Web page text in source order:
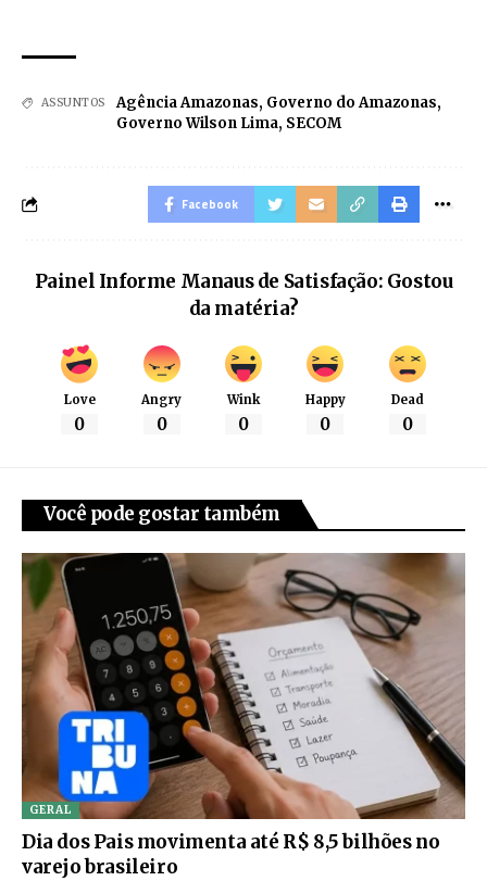
ASSUNTOS Agência Amazonas, Governo do Amazonas,
Governo Wilson Lima, SECOM
Facebook
Painel Informe Manaus de Satisfação: Gostou
da matéria?
Love
0
Angry
0
Wink
0
Happy
0
Dead
0
Você pode gostar também
GERAL
Dia dos Pais movimenta até R$ 8,5 bilhões no
varejo brasileiro